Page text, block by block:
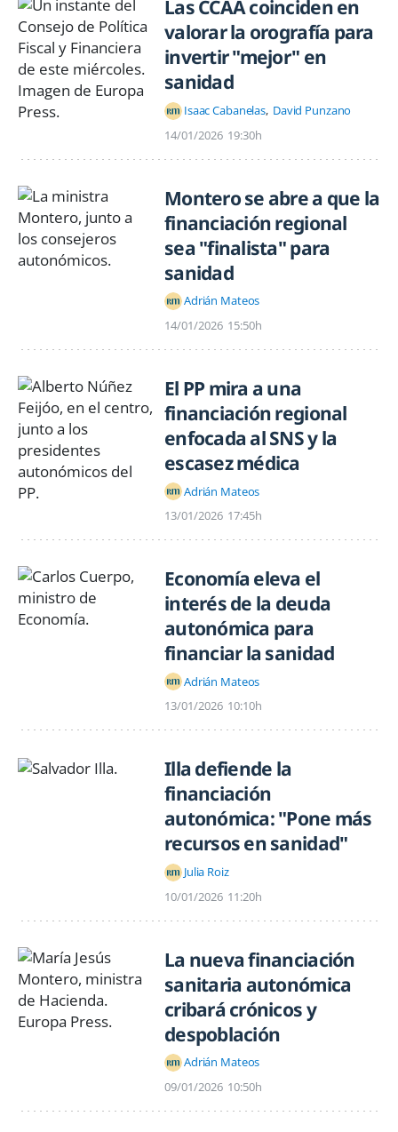
Las CCAA coinciden en
valorar la orografía para
invertir "mejor" en
sanidad
Isaac Cabanelas David Punzano
14/01/2026 19:30h
Montero se abre a que la
financiación regional
sea "finalista" para
sanidad
Adrián Mateos
14/01/2026 15:50h
El PP mira a una
financiación regional
enfocada al SNS y la
escasez médica
Adrián Mateos
13/01/2026 17:45h
Economía eleva el
interés de la deuda
autonómica para
financiar la sanidad
Adrián Mateos
13/01/2026 10:10h
Illa defiende la
financiación
autonómica: "Pone más
recursos en sanidad"
Julia Roiz
10/01/2026 11:20h
La nueva financiación
sanitaria autonómica
cribará crónicos y
despoblación
Adrián Mateos
09/01/2026 10:50h